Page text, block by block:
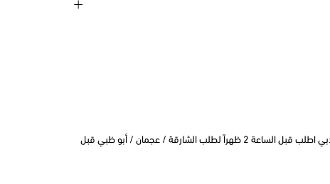
التوصيل في نفس اليوم في دبي اطلب قبل الساعة 2 ظهراً لطلب الشارقة / عجمان / أبو ظبي قبل